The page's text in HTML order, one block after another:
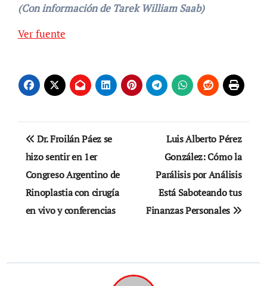
(Con información de Tarek William Saab)
Navegación
entradas
Ver fuente
Navegación
de
entradas
Dr. Froilán Páez se
hizo sentir en 1er
Congreso Argentino de
Rinoplastia con cirugía
en vivo y conferencias
Luis Alberto Pérez
González: Cómo la
Parálisis por Análisis
Está Saboteando tus
Finanzas Personales